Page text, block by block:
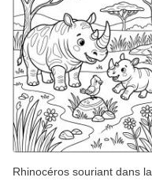
Rhinocéros souriant dans la